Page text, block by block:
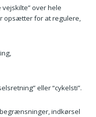
over hele
opsætter for at regulere,
eller “cykelsti”.
indkørsel